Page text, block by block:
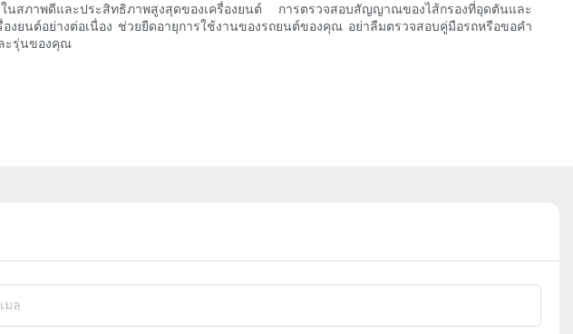
ในสภาพดีและประสิทธิภาพสูงสุดของเครื่องยนต์ การตรวจสอบสัญญาณของไส้กรองที่อุดตันและ
ยนต์อย่างต่อเนื่อง ช่วยยืดอายุการใช้งานของรถยนต์ของคุณ อย่าลืมตรวจสอบคู่มือรถหรือขอคำ
ะรุ่นของคุณ
มล